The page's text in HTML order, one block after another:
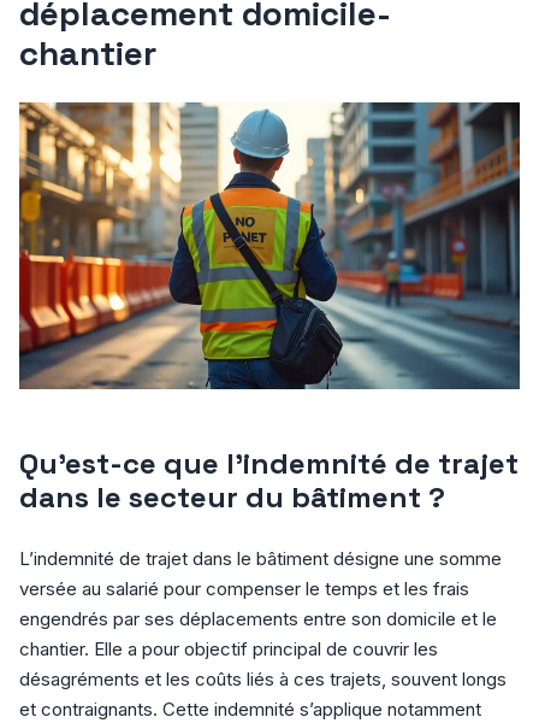
déplacement domicile-
chantier
Qu’est-ce que l’indemnité de trajet
dans le secteur du bâtiment ?
L’indemnité de trajet dans le bâtiment désigne une somme
versée au salarié pour compenser le temps et les frais
engendrés par ses déplacements entre son domicile et le
chantier. Elle a pour objectif principal de couvrir les
désagréments et les coûts liés à ces trajets, souvent longs
et contraignants. Cette indemnité s’applique notamment